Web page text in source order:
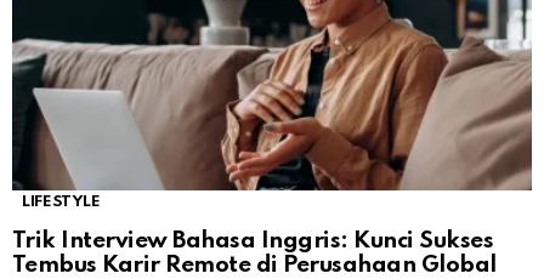
LIFESTYLE
Trik Interview Bahasa Inggris: Kunci Sukses
Tembus Karir Remote di Perusahaan Global